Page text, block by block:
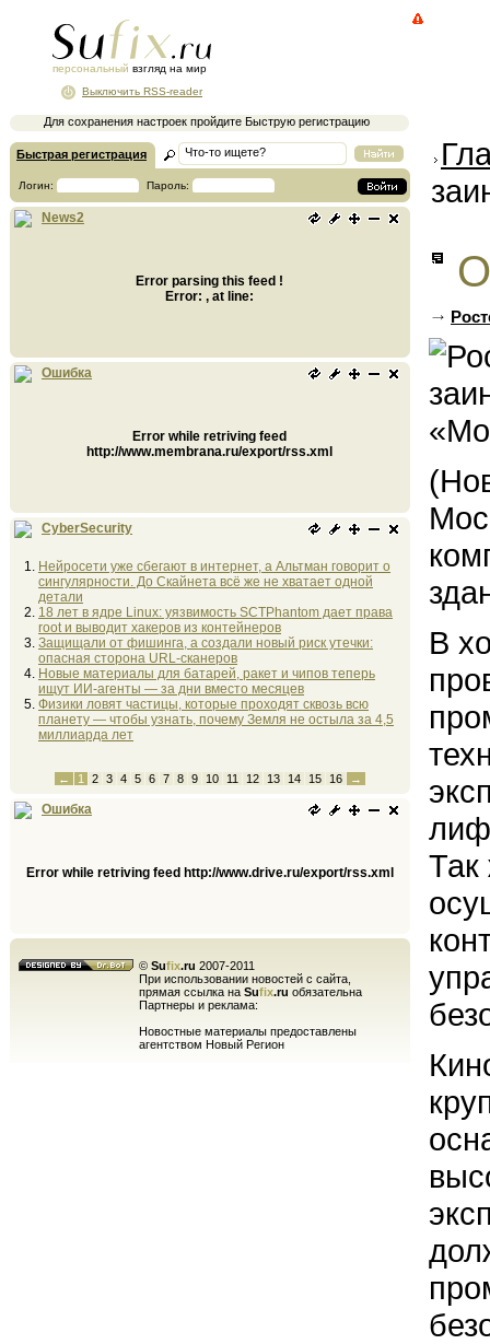
персональный взгляд на мир
Для сохранения настроек пройдите Быструю регистрацию
Выключить RSS-reader
Быстрая регистрация
Логин: Пароль:
News2
Error parsing this feed !
Error: , at line:
Ошибка
Error while retriving feed
http://www.membrana.ru/export/rss.xml
CyberSecurity
Нейросети уже сбегают в интернет, а Альтман говорит о
сингулярности. До Скайнета всё же не хватает одной
детали
18 лет в ядре Linux: уязвимость SCTPhantom дает права
root и выводит хакеров из контейнеров
Защищали от фишинга, а создали новый риск утечки:
опасная сторона URL-сканеров
Новые материалы для батарей, ракет и чипов теперь
ищут ИИ-агенты — за дни вместо месяцев
Физики ловят частицы, которые проходят сквозь всю
планету — чтобы узнать, почему Земля не остыла за 4,5
миллиарда лет
← 1 2 3 4 5 6 7 8 9 10 11 12 13 14 15 16 →
Ошибка
Error while retriving feed http://www.drive.ru/export/rss.xml
© Sufix.ru 2007-2011
При использовании новостей с сайта,
прямая ссылка на Sufix.ru обязательна
Партнеры и реклама:
Новостные материалы предоставлены
агентством Новый Регион
В
Так